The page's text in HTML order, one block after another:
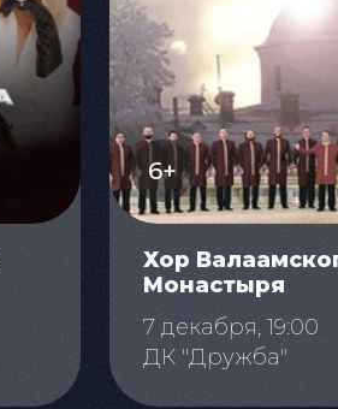
6+
Хор
Монастыря
7 декабря, 19:00
ДК "Дружба"